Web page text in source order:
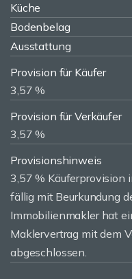
Küche
Bodenbelag
Ausstattung
Provision für Käufer
3,57 %
Provision für Verkäufer
3,57 %
Provisionshinweis
3,57 % Käuferprovision
fällig mit Beurkundung
Immobilienmakler hat
Maklervertrag mit dem
abgeschlossen.